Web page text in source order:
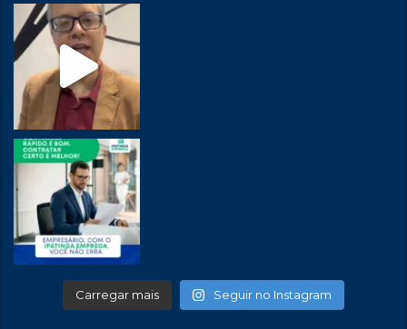
Carregar mais Seguir no Instagram